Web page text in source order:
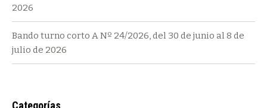
2026
Bando turno corto A Nº 24/2026, del 30 de junio al 8 de
julio de 2026
Categorías